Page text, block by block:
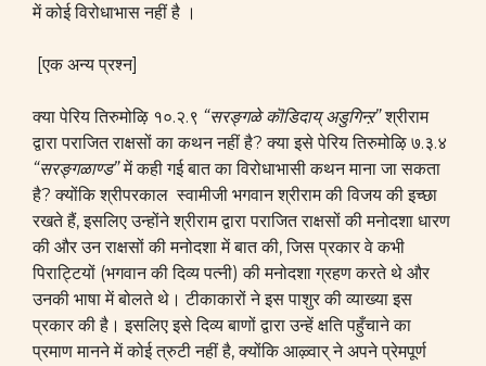
में कोई विरोधाभास नहीं है ।
[एक अन्य प्रश्न]
क्या पेरिय तिरुमोऴि १०.२.९ “सरङ्गळे कॊडिदाय् अडुगिन्ऱ”श्रीराम
द्वारा पराजित राक्षसों का कथन नहीं है? क्या इसे पेरिय तिरुमोऴि ७.३.४
“सरङ्गळाण्ड”में कही गई बात का विरोधाभासी कथन माना जा सकता
है? क्योंकि श्रीपरकाल स्वामीजी भगवान श्रीराम की विजय की इच्छा
रखते हैं, इसलिए उन्होंने श्रीराम द्वारा पराजित राक्षसों की मनोदशा धारण
की और उन राक्षसों की मनोदशा में बात की, जिस प्रकार वे कभी
पिराट्टियों (भगवान की दिव्य पत्नी) की मनोदशा ग्रहण करते थे और
उनकी भाषा में बोलते थे। टीकाकारों ने इस पाशुर की व्याख्या इस
प्रकार की है। इसलिए इसे दिव्य बाणों द्वारा उन्हें क्षति पहुँचाने का
प्रमाण मानने में कोई त्रुटी नहीं है, क्योंकि आऴ्वार् ने अपने प्रेमपूर्ण